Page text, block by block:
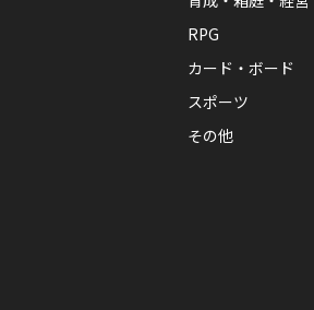
RPG
カード・ボード
スポーツ
その他